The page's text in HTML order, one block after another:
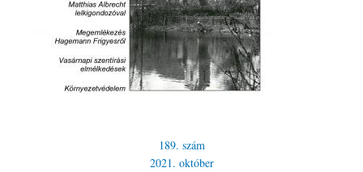
189. szám
2021. október